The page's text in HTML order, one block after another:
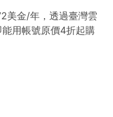
美金/年，透過臺灣雲
用帳號原價4折起購